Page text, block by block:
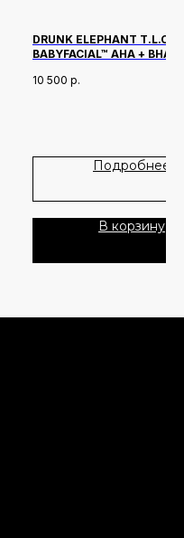
DRUNK ELEPHANT T.L.C.
BABYFACIAL™ AHA + BHA
10 500 р.
Подробнее
В корзину